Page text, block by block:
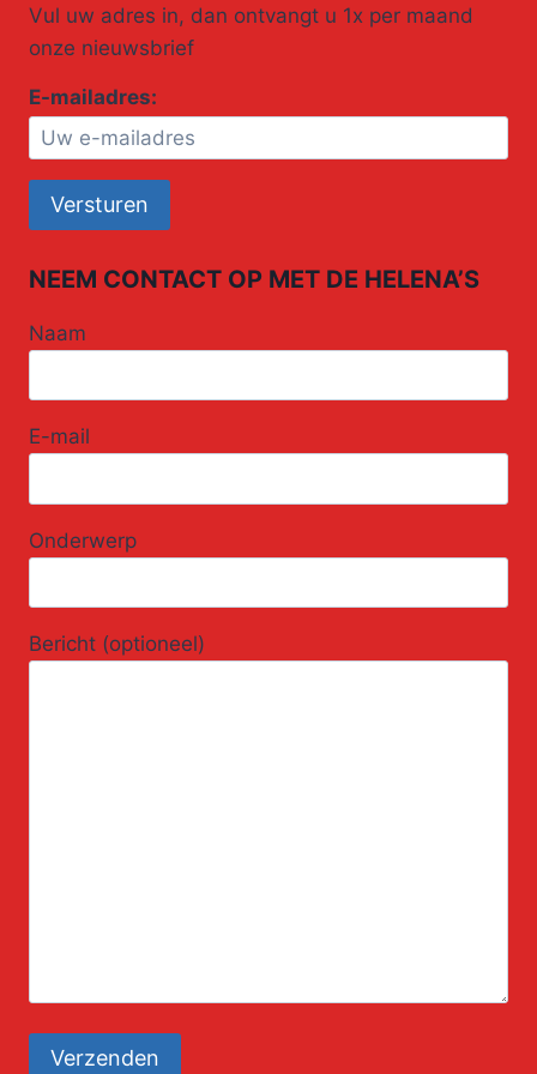
Vul uw adres in, dan ontvangt u 1x per maand
onze nieuwsbrief
E-mailadres:
NEEM CONTACT OP MET DE HELENA’S
Naam
E-mail
Onderwerp
Bericht (optioneel)